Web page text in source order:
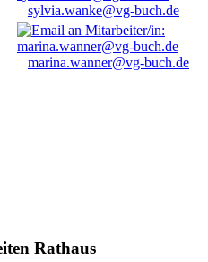
sylvia.wanke@vg-buch.de
marina.wanner@vg-buch.de
Rathaus